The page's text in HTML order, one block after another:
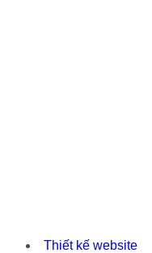
Thiết kế website